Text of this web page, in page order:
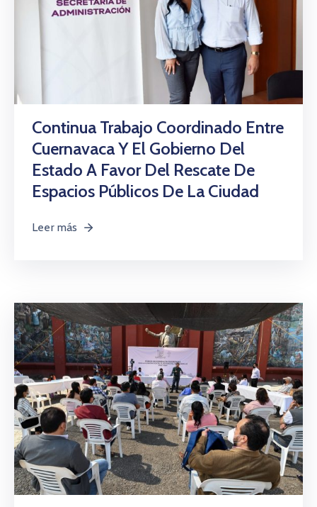
Continua Trabajo Coordinado Entre
Cuernavaca Y El Gobierno Del
Estado A Favor Del Rescate De
Espacios Públicos De La Ciudad
Leer más